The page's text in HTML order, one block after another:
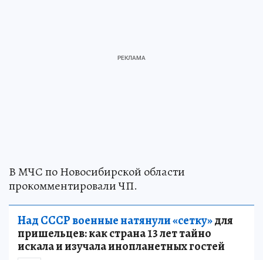
В МЧС по Новосибирской области
прокомментировали ЧП.
Над СССР военные натянули «сетку»для
пришельцев: как страна 13 лет тайно
искала и изучала инопланетных гостей